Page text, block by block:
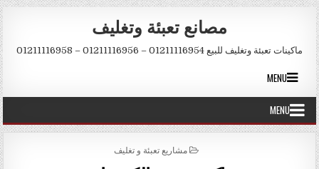
Skip to content
مصانع تعبئة وتغليف
ماكينات تعبئة وتغليف للبيع 01211116954 – 01211116956 – 01211116958
MENU
MENU
POSTED IN
مشاريع تعبئة و تغليف